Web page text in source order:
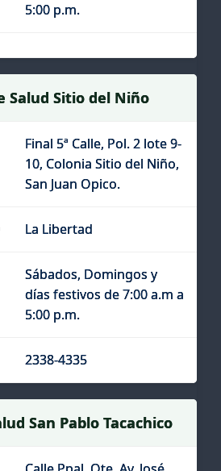
5:00 p.m.
Salud Sitio del Niño
Final 5ª Calle, Pol. 2 lote 9-
10, Colonia Sitio del Niño,
San Juan Opico.
La Libertad
Sábados, Domingos y
días festivos de 7:00 a.m a
5:00 p.m.
2338-4335
San Pablo Tacachico